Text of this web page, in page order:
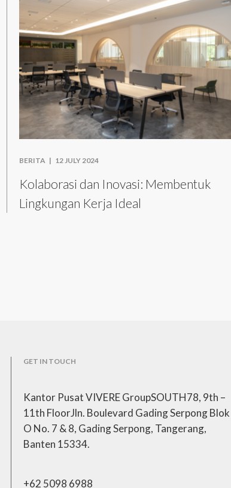
BERITA | 12 JULY 2024
Kolaborasi dan Inovasi: Membentuk
Lingkungan Kerja Ideal
GET IN TOUCH
Kantor Pusat VIVERE GroupSOUTH78, 9th –
11th FloorJln. Boulevard Gading Serpong Blok
O No. 7 & 8, Gading Serpong, Tangerang,
Banten 15334.
+62 5098 6988